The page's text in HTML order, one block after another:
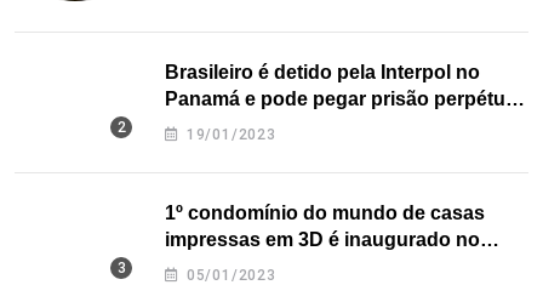
Brasileiro é detido pela Interpol no
Panamá e pode pegar prisão perpétua
nos EUA
19/01/2023
1º condomínio do mundo de casas
impressas em 3D é inaugurado no
Texas
05/01/2023